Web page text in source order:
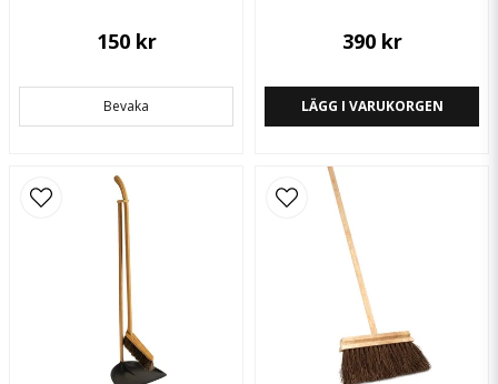
150 kr
Bevaka
390 kr
LÄGG I VARUKORGEN